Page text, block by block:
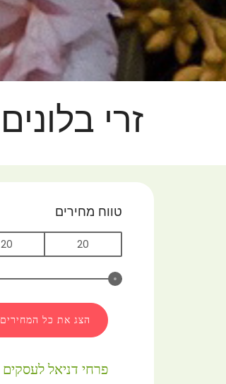
זרי בלונים
טווח מחירים
הצג את כל המחירים
פרחי דניאל לעסקים